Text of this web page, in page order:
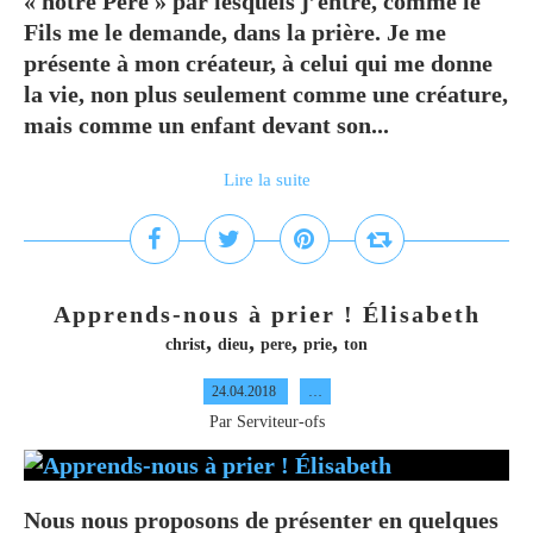
Fils me le demande, dans la prière. Je me
présente à mon créateur, à celui qui me donne
la vie, non plus seulement comme une créature,
mais comme un enfant devant son...
Lire la suite
Apprends-nous à prier ! Élisabeth
christ, dieu, pere, prie, ton
24.04.2018 …
Par Serviteur-ofs
Nous nous proposons de présenter en quelques